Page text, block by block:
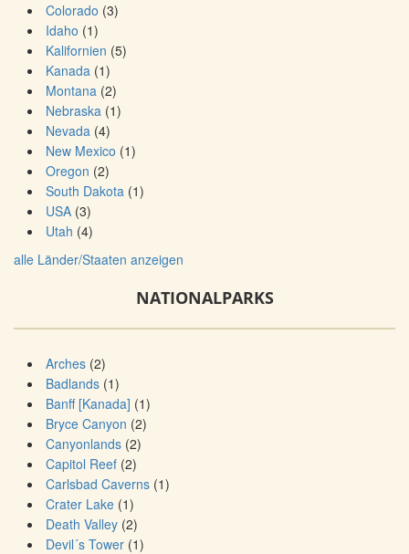
Colorado (3)
Idaho (1)
Kalifornien (5)
Kanada (1)
Montana (2)
Nebraska (1)
Nevada (4)
New Mexico (1)
Oregon (2)
South Dakota (1)
USA (3)
Utah (4)
alle Länder/Staaten anzeigen
NATIONALPARKS
Arches (2)
Badlands (1)
Banff [Kanada] (1)
Bryce Canyon (2)
Canyonlands (2)
Capitol Reef (2)
Carlsbad Caverns (1)
Crater Lake (1)
Death Valley (2)
Devil´s Tower (1)